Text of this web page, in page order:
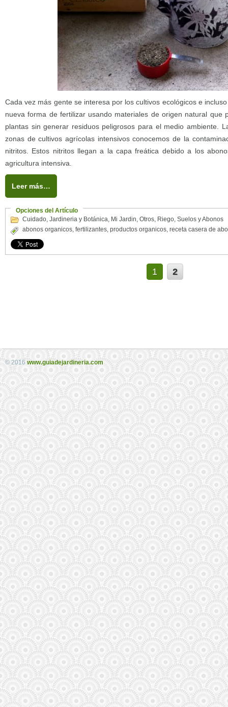
Cada vez más gente se interesa por los cultivos ecológicos e
nueva forma de fertilizar usando materiales de origen natural que
plantas sin generar residuos peligrosos para el medio ambiente.
zonas de cultivos agrícolas intensivos conocemos de la
nitritos. Estos nitritos llegan a la capa freática debido a los
agricultura intensiva.
Leer más…
Opciones del Artículo
Cuidado Jardineria y Botánica Mi Jardin Otros Riego Suelos y Abonos
abonos organicos fertilizantes productos organicos receta casera de
1 2
© 2016 www.guiadejardineria.com